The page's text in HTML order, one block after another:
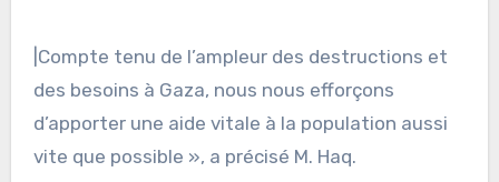
|Compte tenu de l’ampleur des destructions et
des besoins à Gaza, nous nous efforçons
d’apporter une aide vitale à la population aussi
vite que possible », a précisé M. Haq.